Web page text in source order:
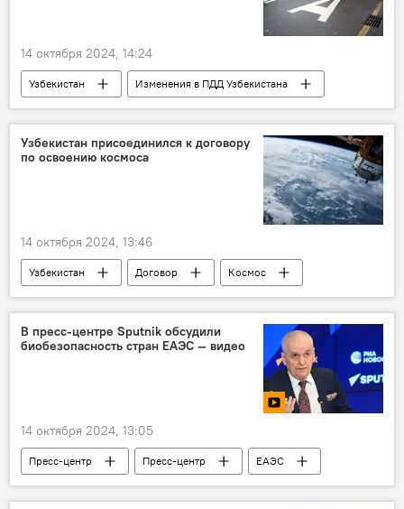
14 октября 2024, 14:24
Узбекистан
Изменения в ПДД Узбекистана
ПДД
Кабинет Министров Узбекистана
Постановление
дороги
спецслужбы
общественный транспорт
Узбекистан присоединился к договору
по освоению космоса
14 октября 2024, 13:46
Узбекистан Договор
Космос
Общество
В пресс-центре Sputnik обсудили
биобезопасность стран ЕАЭС — видео
14 октября 2024, 13:05
Пресс-центр Пресс-центр
ЕАЭС
Узбекистан и ЕАЭС: перспективы возможной интеграции